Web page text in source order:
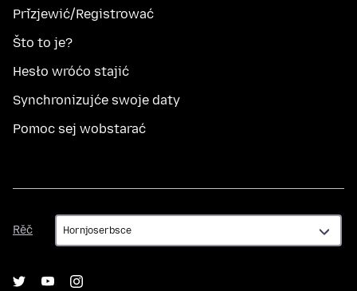
Přizjewić/Registrować
Što to je?
Hesło wróćo stajić
Synchronizujće swoje daty
Pomoc sej wobstarać
Rěč
Rěč